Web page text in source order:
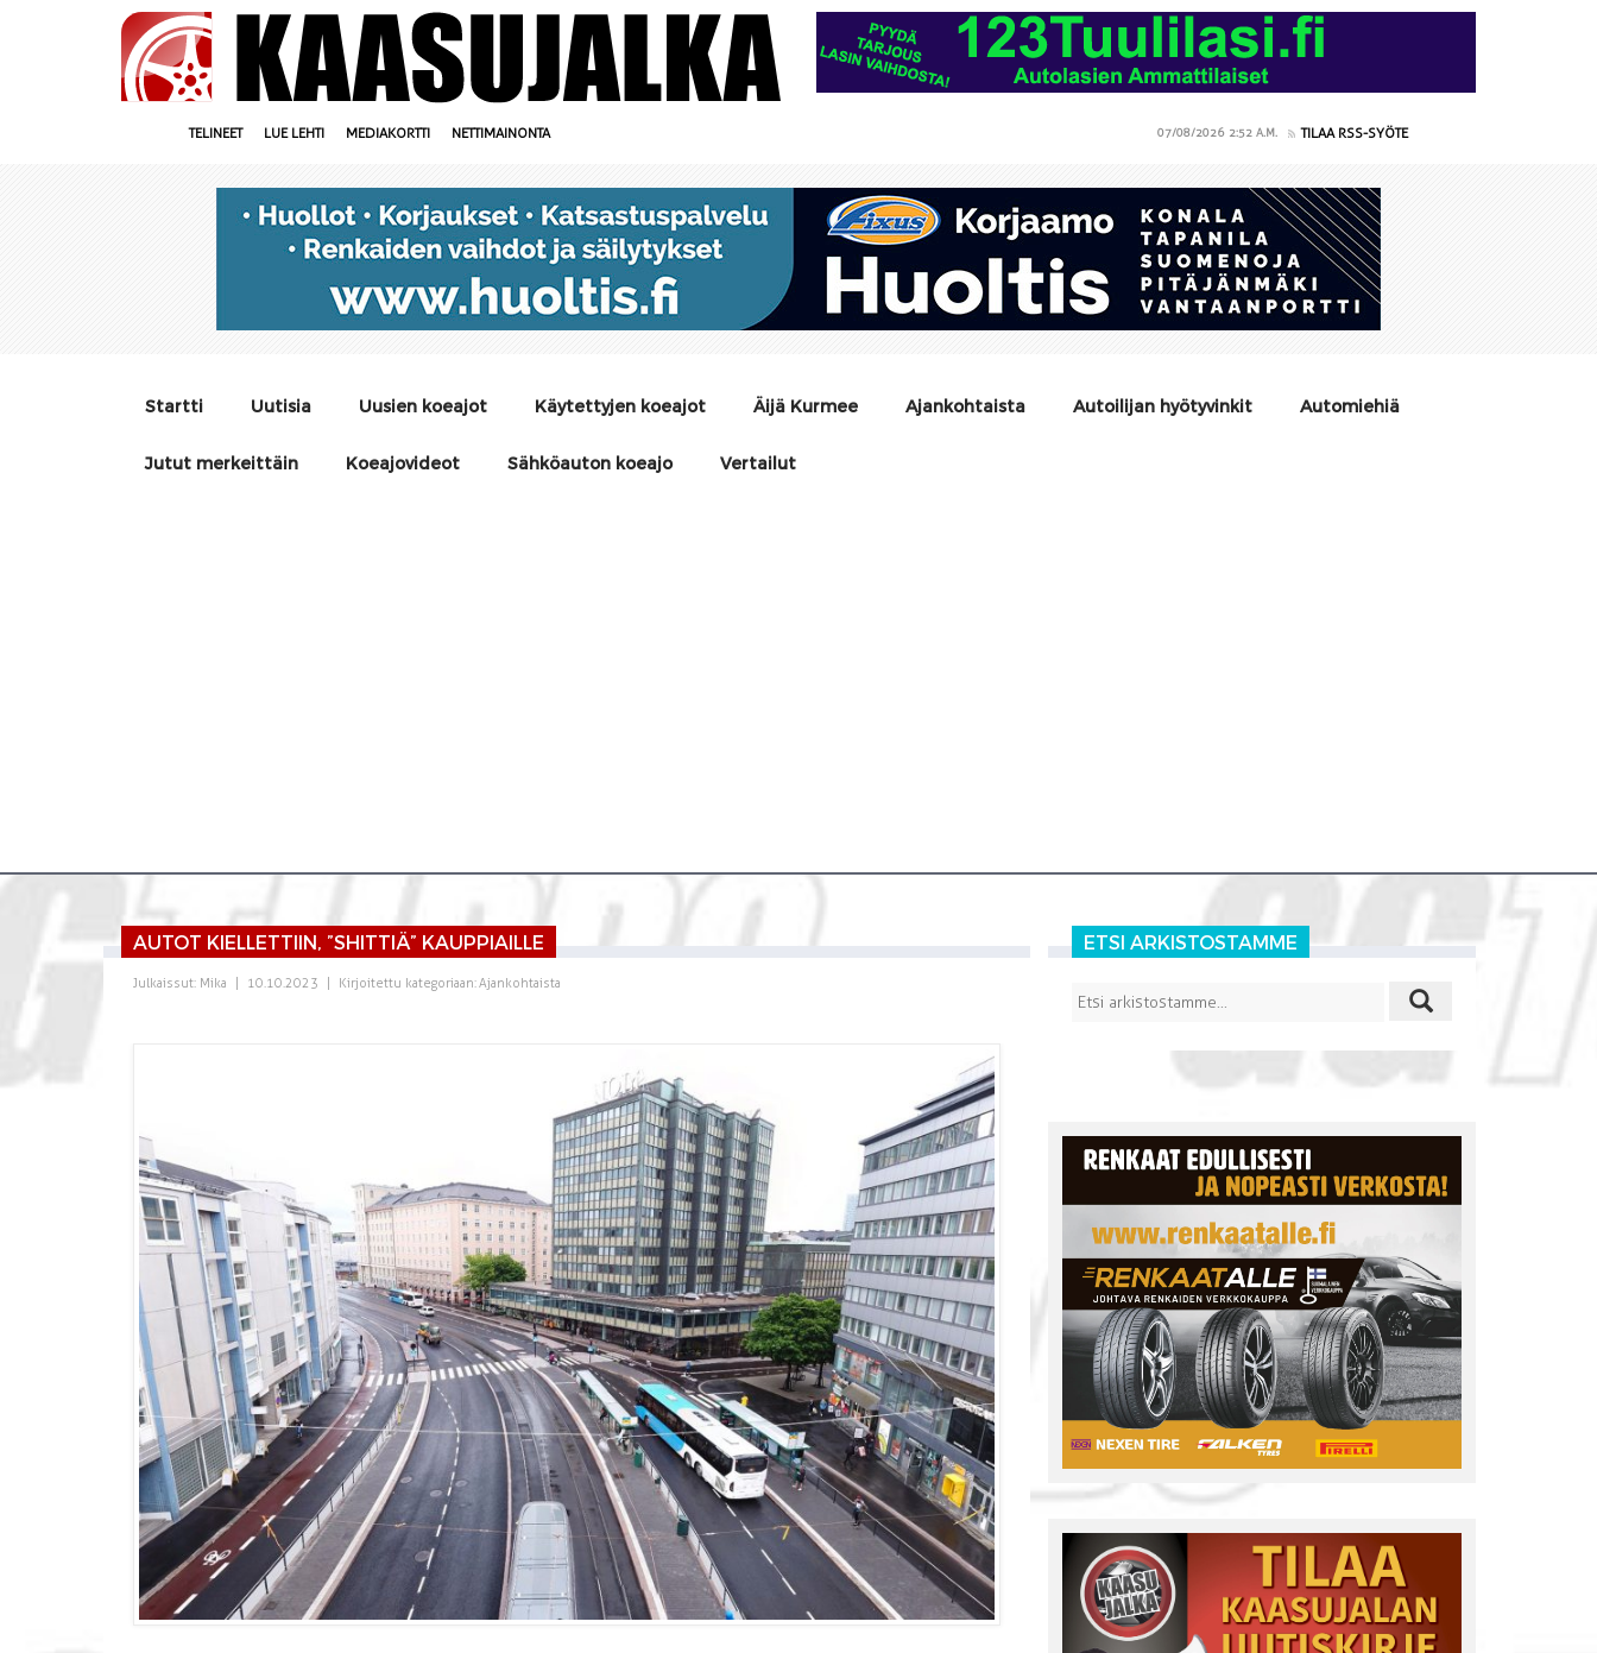
TELINEET LUE LEHTI MEDIAKORTTI NETTIMAINONTA 07/08/2026 2:52 A.M. TILAA RSS-SYÖTE
Startti Uutisia Uusien koeajot Käytettyjen koeajot Äijä Kurmee Ajankohtaista Autoilijan hyötyvinkit Automiehiä
Jutut merkeittäin Koeajovideot Sähköauton koeajo Vertailut
AUTOT KIELLETTIIN, ”SHITTIÄ” KAUPPIAILLE
Julkaissut: Mika 10.10.2023 Kirjoitettu kategoriaan:Ajankohtaista
ETSI ARKISTOSTAMME